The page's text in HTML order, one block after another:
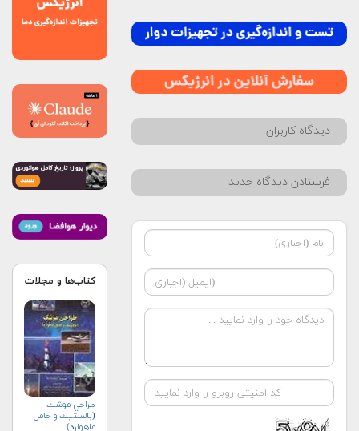
دیدگاه کاربران
فرستادن دیدگاه جدید
کتاب‌ها و مجلات
طراحي موشك
(بالستيك و حامل
ماهواره)